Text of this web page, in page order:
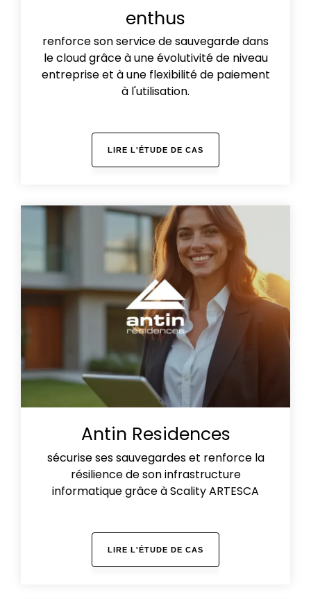
enthus
renforce son service de sauvegarde dans
le cloud grâce à une évolutivité de niveau
entreprise et à une flexibilité de paiement
à l'utilisation.
LIRE L'ÉTUDE DE CAS
Antin Residences
sécurise ses sauvegardes et renforce la
résilience de son infrastructure
informatique grâce à Scality ARTESCA
LIRE L'ÉTUDE DE CAS